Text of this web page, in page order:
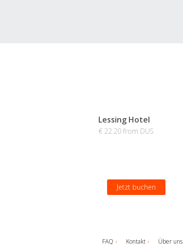
Lessing Hotel
€ 22.20 from DUS
Jetzt buchen
FAQ Kontakt Über uns